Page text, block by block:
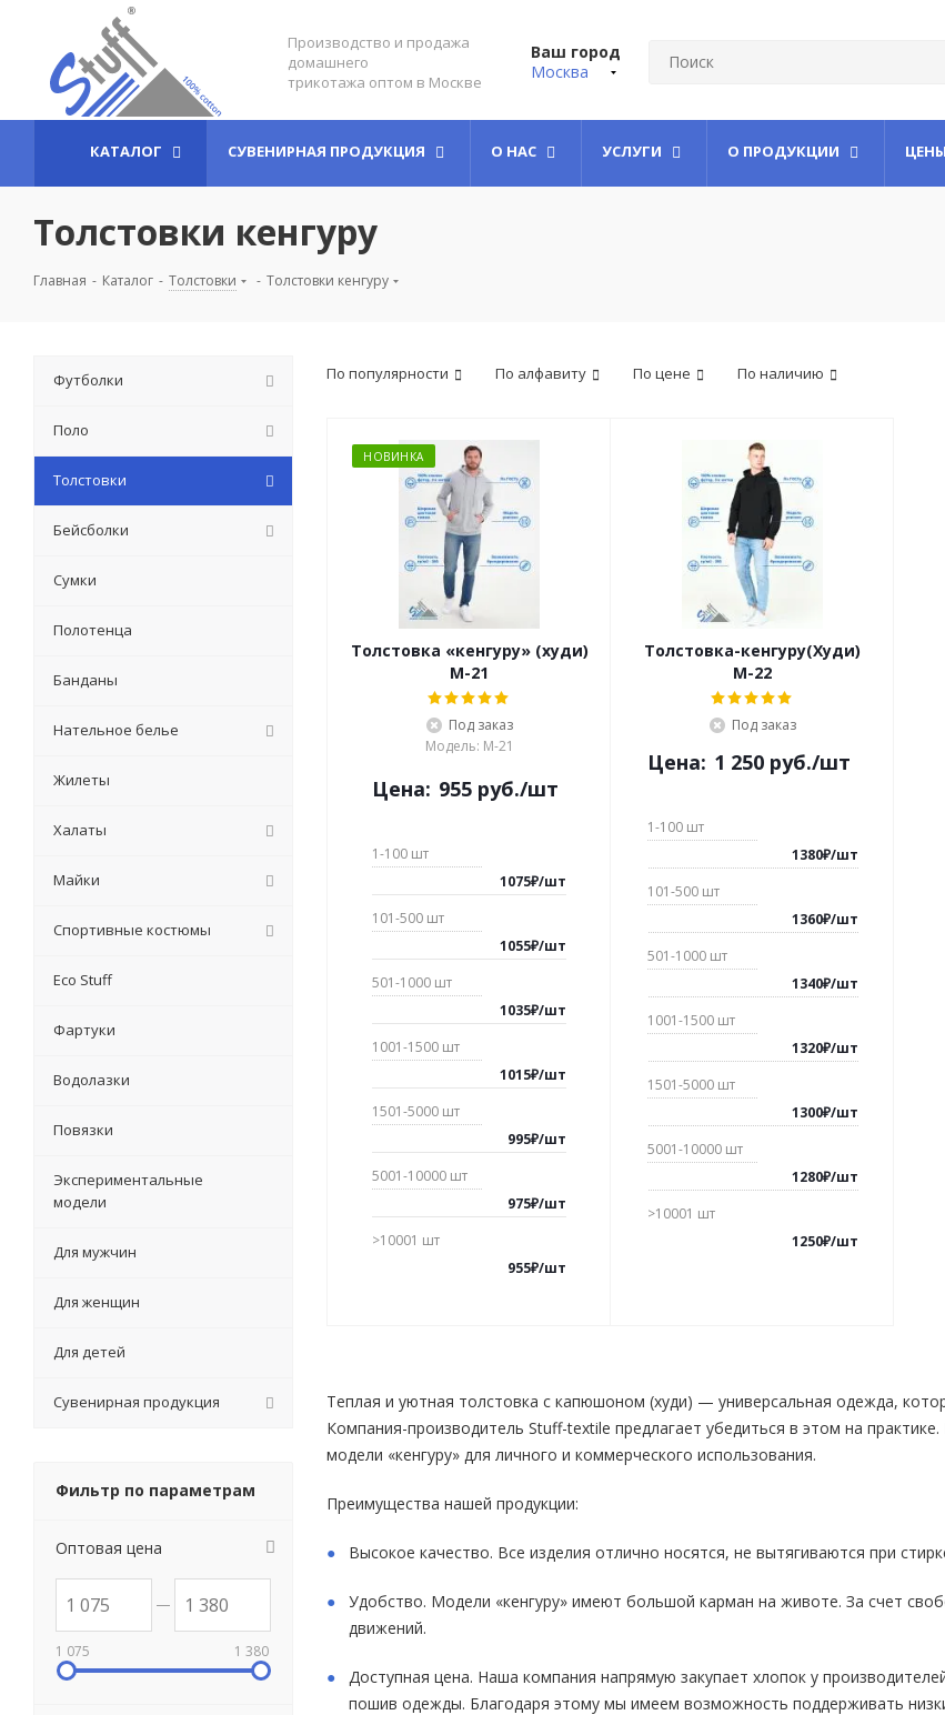
Производство и продажа
домашнего
трикотажа оптом в Москве
Ваш город
Москва
КАТАЛОГ СУВЕНИРНАЯ ПРОДУКЦИЯ О НАС УСЛУГИ О ПРОДУКЦИИ ЦЕНЫ
Толстовки кенгуру
Главная - Каталог - Толстовки - Толстовки кенгуру
По популярности По алфавиту По цене По наличию
НОВИНКА
Толстовка «кенгуру» (худи)
М-21
Под заказ
Модель: М-21
Цена: 955 руб./шт
1-100 шт
1075₽/шт
101-500 шт
1055₽/шт
501-1000 шт
1035₽/шт
1001-1500 шт
1015₽/шт
1501-5000 шт
995₽/шт
5001-10000 шт
975₽/шт
>10001 шт
955₽/шт
Толстовка-кенгуру(Худи)
М-22
Под заказ
Цена: 1 250руб./шт
1-100 шт
1380₽/шт
101-500 шт
1360₽/шт
501-1000 шт
1340₽/шт
1001-1500 шт
1320₽/шт
1501-5000 шт
1300₽/шт
5001-10000 шт
1280₽/шт
>10001 шт
1250₽/шт
Теплая и уютная толстовка с капюшоном (худи) — универсальная одежда,
Компания-производитель Stuff-textile предлагает убедиться в этом на
модели «кенгуру» для личного и коммерческого использования.
Преимущества нашей продукции:
Высокое качество. Все изделия отлично носятся, не вытягиваются при
Удобство. Модели «кенгуру» имеют большой карман на животе. За счет
движений.
Доступная цена. Наша компания напрямую закупает хлопок у
пошив одежды. Благодаря этому мы имеем возможность поддерживать
Футболки
Поло
Толстовки
Бейсболки
Сумки
Полотенца
Банданы
Нательное белье
Жилеты
Халаты
Майки
Спортивные костюмы
Eсо Stuff
Фартуки
Водолазки
Повязки
Экспериментальные
модели
Для мужчин
Для женщин
Для детей
Сувенирная продукция
Фильтр по параметрам
Оптовая цена
1 075 1 380